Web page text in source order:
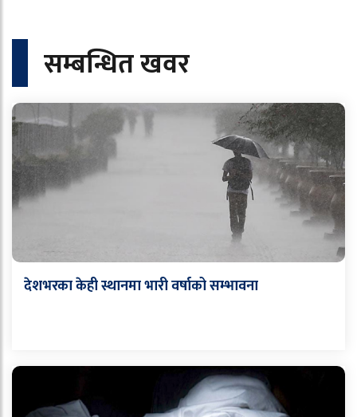
सम्बन्धित खवर
देशभरका केही स्थानमा भारी वर्षाको सम्भावना